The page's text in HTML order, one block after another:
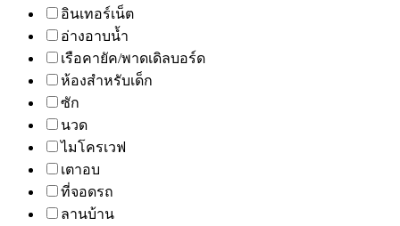
อินเทอร์เน็ต
อ่างอาบน้ำ
เรือคายัค/พาดเดิลบอร์ด
ห้องสำหรับเด็ก
ซัก
นวด
ไมโครเวฟ
เตาอบ
ที่จอดรถ
ลานบ้าน